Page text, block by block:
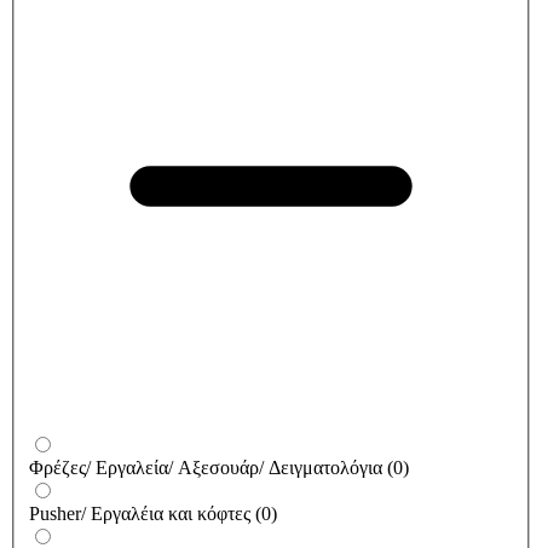
Φρέζες/ Εργαλεία/ Αξεσουάρ/ Δειγματολόγια (0)
Pusher/ Εργαλέια και κόφτες (0)